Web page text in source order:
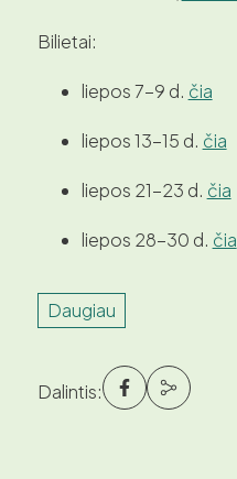
Bilietai:
liepos 7-9 d. čia
liepos 13-15 d. čia
liepos 21-23 d. čia
liepos 28-30 d. čia
Daugiau
Dalintis: